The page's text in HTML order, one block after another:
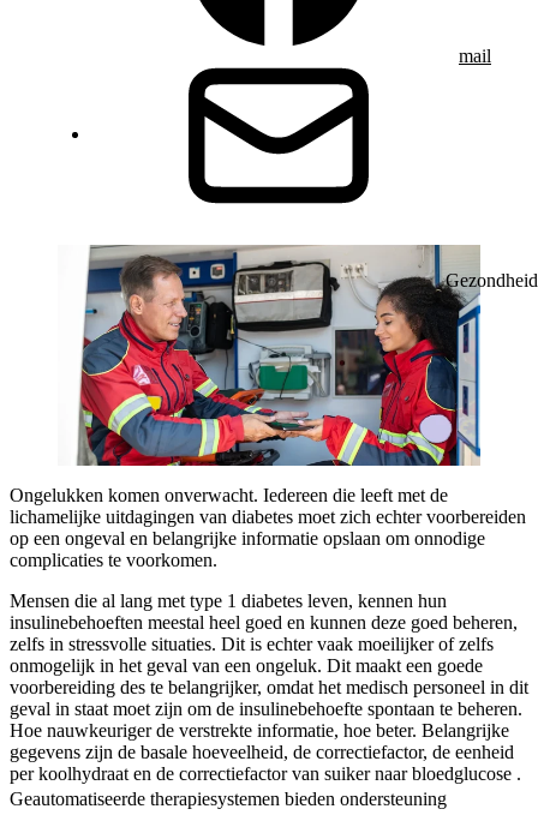
mail
Gezondheid
Ongelukken komen onverwacht. Iedereen die leeft met de
lichamelijke uitdagingen van diabetes moet zich echter voorbereiden
op een ongeval en belangrijke informatie opslaan om onnodige
complicaties te voorkomen.
Mensen die al lang met type 1 diabetes leven, kennen hun
insulinebehoeften meestal heel goed en kunnen deze goed beheren,
zelfs in stressvolle situaties. Dit is echter vaak moeilijker of zelfs
onmogelijk in het geval van een ongeluk. Dit maakt een goede
voorbereiding des te belangrijker, omdat het medisch personeel in dit
geval in staat moet zijn om de insulinebehoefte spontaan te beheren.
Hoe nauwkeuriger de verstrekte informatie, hoe beter. Belangrijke
gegevens zijn de basale hoeveelheid, de correctiefactor, de eenheid
per koolhydraat en de correctiefactor van suiker naar bloedglucose .
Geautomatiseerde therapiesystemen bieden ondersteuning